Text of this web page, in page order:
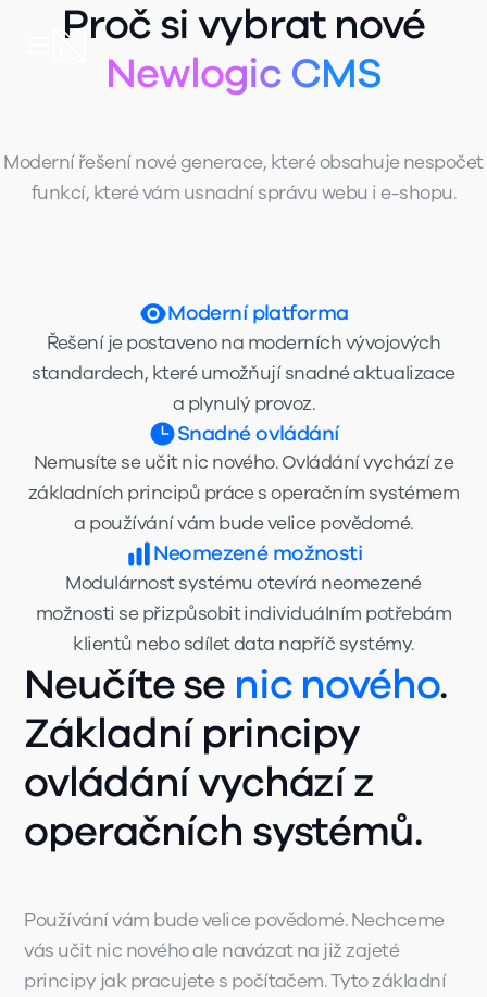
Proč si vybrat nové
Newlogic CMS
Moderní řešení nové generace, které obsahuje nespočet
funkcí, které vám usnadní správu webu i e-shopu.
Moderní platforma
Řešení je postaveno na moderních vývojových
standardech, které umožňují snadné aktualizace
a plynulý provoz.
Snadné ovládání
Nemusíte se učit nic nového. Ovládání vychází ze
základních principů práce s operačním systémem
a používání vám bude velice povědomé.
Neomezené možnosti
Modulárnost systému otevírá neomezené
možnosti se přizpůsobit individuálním potřebám
klientů nebo sdílet data napříč systémy.
Neučíte se nic nového.
Základní principy
ovládání vychází z
operačních systémů.
Používání vám bude velice povědomé. Nechceme
vás učit nic nového ale navázat na již zajeté
principy jak pracujete s počítačem. Tyto základní